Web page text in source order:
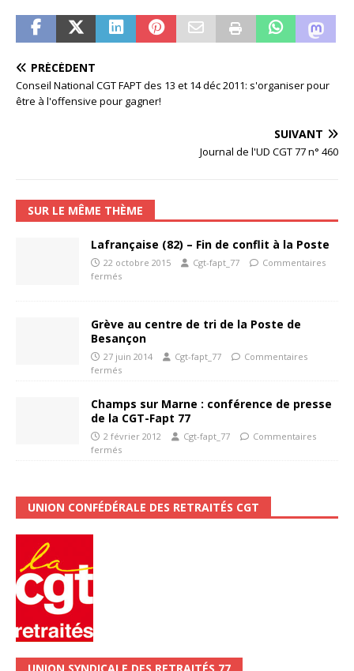
PRÉCÉDENT
Conseil National CGT FAPT des 13 et 14 déc 2011: s'organiser pour
être à l'offensive pour gagner!
SUIVANT
Journal de l'UD CGT 77 n° 460
SUR LE MÊME THÈME
Lafrançaise (82) – Fin de conflit à la Poste
22 octobre 2015 Cgt-fapt_77
Commentaires
fermés
Grève au centre de tri de la Poste de
Besançon
27 juin 2014 Cgt-fapt_77
Commentaires
fermés
Champs sur Marne : conférence de presse
de la CGT-Fapt 77
2 février 2012 Cgt-fapt_77
Commentaires
fermés
UNION CONFÉDÉRALE DES RETRAITÉS CGT